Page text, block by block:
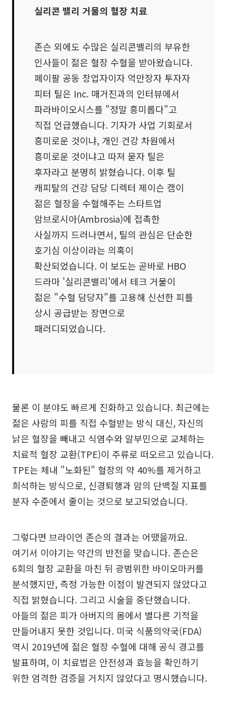
실리콘 밸리 거물의 혈장 치료
존슨 외에도 수많은 실리콘밸리의 부유한
인사들이 젊은 혈장 수혈을 받아왔습니다.
페이팔 공동 창업자이자 억만장자 투자자
피터 틸은 Inc. 매거진과의 인터뷰에서
파라바이오시스를 "정말 흥미롭다"고
직접 언급했습니다. 기자가 사업 기회로서
흥미로운 것이냐, 개인 건강 차원에서
흥미로운 것이냐고 따져 묻자 틸은
후자라고 분명히 밝혔습니다. 이후 틸
캐피탈의 건강 담당 디렉터 제이슨 캠이
젊은 혈장을 수혈해주는 스타트업
암브로시아(Ambrosia)에 접촉한
사실까지 드러나면서, 틸의 관심은 단순한
호기심 이상이라는 의혹이
확산되었습니다. 이 보도는 곧바로 HBO
드라마 '실리콘밸리'에서 테크 거물이
젊은 "수혈 담당자"를 고용해 신선한 피를
상시 공급받는 장면으로
패러디되었습니다.
물론 이 분야도 빠르게 진화하고 있습니다. 최근에는
젊은 사람의 피를 직접 수혈받는 방식 대신, 자신의
낡은 혈장을 빼내고 식염수와 알부민으로 교체하는
치료적 혈장 교환(TPE)이 주류로 떠오르고 있습니다.
TPE는 체내 "노화된" 혈장의 약 40%를 제거하고
희석하는 방식으로, 신경퇴행과 암의 단백질 지표를
분자 수준에서 줄이는 것으로 보고되었습니다.
그렇다면 브라이언 존슨의 결과는 어땠을까요.
여기서 이야기는 약간의 반전을 맞습니다. 존슨은
6회의 혈장 교환을 마친 뒤 광범위한 바이오마커를
분석했지만, 측정 가능한 이점이 발견되지 않았다고
직접 밝혔습니다. 그리고 시술을 중단했습니다.
아들의 젊은 피가 아버지의 몸에서 별다른 기적을
만들어내지 못한 것입니다. 미국 식품의약국(FDA)
역시 2019년에 젊은 혈장 수혈에 대해 공식 경고를
발표하며, 이 치료법은 안전성과 효능을 확인하기
위한 엄격한 검증을 거치지 않았다고 명시했습니다.